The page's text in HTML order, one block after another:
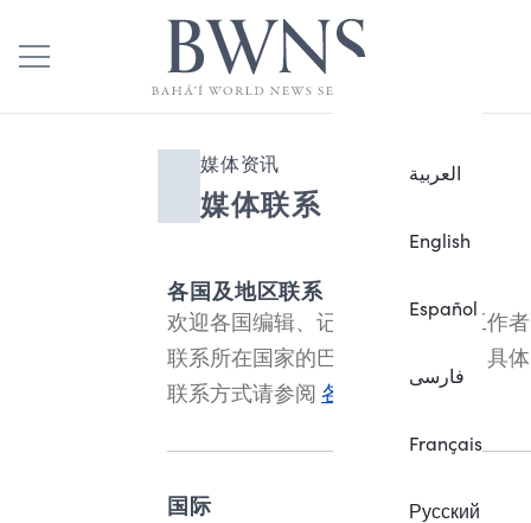
العربية
English
Español
فارسی
Français
Русский
媒体资讯
媒体联系
各国及地区联系
欢迎各国编辑、记者及其他媒体工作者
联系所在国家的巴哈伊总灵理会。具体
联系方式请参阅 各国巴哈伊社团
国际